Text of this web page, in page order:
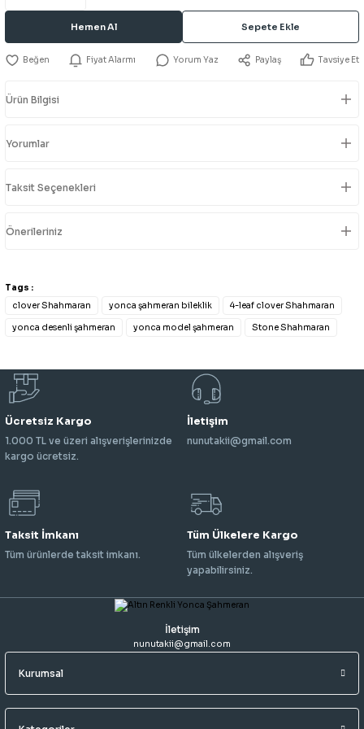
Hemen Al Sepete Ekle
Fiyat Alarmı Yorum Yaz Paylaş Tavsiye Et
Ürün Bilgisi
Yorumlar
Taksit Seçenekleri
Önerileriniz
Tags :
clover Shahmaran
yonca şahmeran bileklik 4-leaf clover Shahmaran
yonca desenli şahmeran yonca model şahmeran Stone Shahmaran
Ücretsiz Kargo
1.000 TL ve üzeri alışverişlerinizde
kargo ücretsiz.
İletişim
nunutakii@gmail.com
Taksit İmkanı
Tüm ürünlerde taksit imkanı.
Tüm Ülkelere Kargo
Tüm ülkelerden alışveriş
yapabilirsiniz.
İletişim
nunutakii@gmail.com
Kurumsal